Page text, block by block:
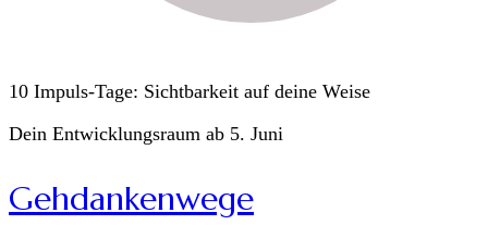
10 Impuls-Tage: Sichtbarkeit auf deine Weise
Dein Entwicklungsraum ab 5. Juni
Gehdankenwege